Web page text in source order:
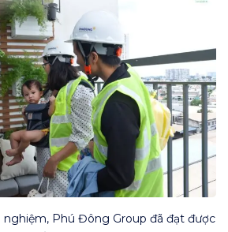
Phú Đông Group đã đạt được